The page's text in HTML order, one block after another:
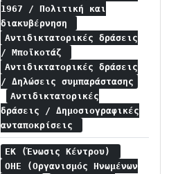
1967 / Πολιτική και
διακυβέρνηση
Αντιδικτατορικές δράσεις
/ Μποϊκοτάζ
Αντιδικτατορικές δράσεις
/ Δηλώσεις συμπαράστασης
Αντιδικτατορικές
δράσεις / Δημοσιογραφικές
ανταποκρίσεις
ΕΚ (Ένωσις Κέντρου)
ΟΗΕ (Οργανισμός Ηνωμένων